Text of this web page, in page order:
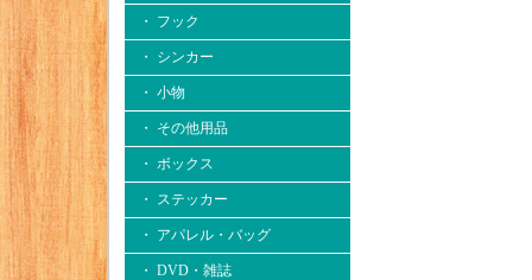
・ フック
・ シンカー
・ 小物
・ その他用品
・ ボックス
・ ステッカー
・ アパレル・バッグ
・ DVD・雑誌